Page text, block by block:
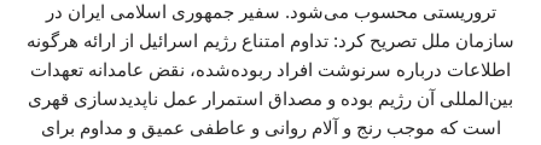
تروریستی محسوب می‌شود. سفیر جمهوری اسلامی ایران در
سازمان ملل تصریح کرد: تداوم امتناع رژیم اسرائیل از ارائه هرگونه
اطلاعات درباره‌ سرنوشت افراد ربوده‌شده، نقض عامدانه‌ تعهدات
بین‌المللی آن رژیم بوده و مصداق استمرار عمل ناپدیدسازی قهری
است که موجب رنج و آلام روانی و عاطفی عمیق و مداوم برای